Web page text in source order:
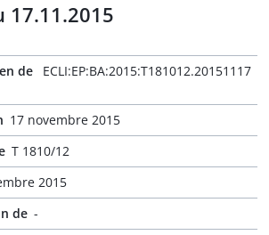
17.11.2015
de
ECLI:EP:BA:2015:T181012.20151117
17 novembre 2015
T 1810/12
2015
de -